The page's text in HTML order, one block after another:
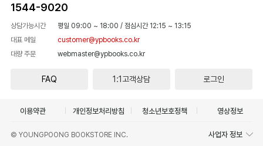
1544-9020
상담가능시간 평일 09:00 ~ 18:00 / 점심시간 12:15 ~ 13:15
대표 메일
customer@ypbooks.co.kr
대량 주문
webmaster@ypbooks.co.kr
FAQ 1:1고객상담 로그인
이용약관 개인정보처리방침 청소년보호정책 영상정보
© YOUNGPOONG BOOKSTORE INC. 사업자 정보